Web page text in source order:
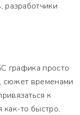
разработчики
графика просто
сюжет временами
к
то быстро,